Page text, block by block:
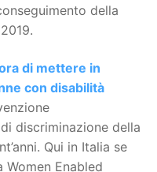
della
di mettere in
con disabilità
discriminazione della
Qui in Italia se
Enabled